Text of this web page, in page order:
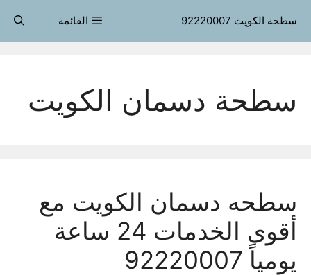
سطحة الكويت 92220007 القائمة
سطحة دسمان الكويت
سطحه دسمان الكويت مع
أقوى الخدمات 24 ساعة
يومياً 92220007